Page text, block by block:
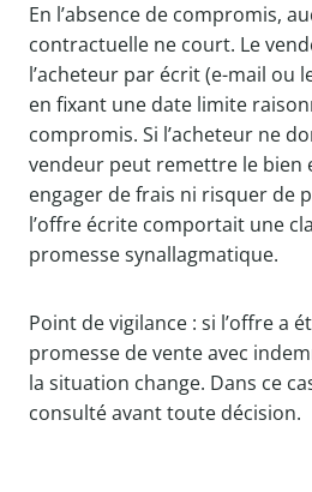
En l’absence de compromis,
contractuelle ne court. Le
l’acheteur par écrit (e-mail ou
en fixant une date limite
compromis. Si l’acheteur ne
vendeur peut remettre le bien
engager de frais ni risquer de
l’offre écrite comportait une
promesse synallagmatique.
Point de vigilance : si l’offre a
promesse de vente avec
la situation change. Dans ce
consulté avant toute décision.